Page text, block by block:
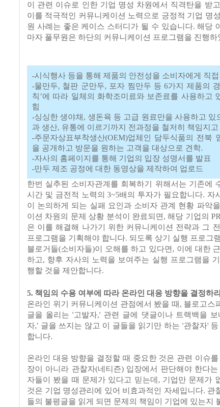
이 관련 이슈로 인한 기업 명성 차원에서 직격탄을 받
이를 적극적인 커뮤니케이션 노력으로 긍정적 기업 명
원 사례는 좋은 케이스 스터디가 될 수 있습니다. 해당
마자 풀무원은 하단의 커뮤니케이션 프로그램을 진행하
-시식행사 등을 통해 제품의 안전성을 소비자에게 직
-물만두, 철판 군만두, 포자 찜만두 등 6가지 제품의
칙’에 따라 일체의 화학조미료와 보존료를 사용하고
힘
-싱싱한 생야채, 생돈육 등 고급 원료만을 사용하고 있
과 생산, 유통에 이르기까지 전과정을 철저히 책임지
-주문자상표부착생산(OEM)업체인 담두식품의 전북
을 공개하고 방문을 원하는 고객을 대상으로 견학.
-자사의 홈페이지를 통해 기업의 입장 성명서를 발표
-만두 제조 공정에 대한 동영상을 제작하여 업로드
한번 실추된 소비자관계를 회복하기 위해서는 기존에
시간 및 금전적 노력의 3~5배의 투자가 필요합니다. 자
이 논의하게 되는 실패 요인과 소비자 관계 현황 파악
이션 차원의 문제 상황 분석이 완료되면, 해당 기업의
은 이를 해결해 나가기 위한 커뮤니케이션 전략과 그
프로그램을 기획해야 합니다. 되도록 상기 실행 프로그
블로거들(소비자들)이 오해를 하고 있다면, 이에 대한
하고, 향후 자사의 노력을 보여주는 실행 프로그램을
행할 것을 제안합니다.
5. 책임의 수용 여부에 따라 온라인 대응 방향을 결정하
온라인 위기 커뮤니케이션 관점에서 봤을 때, 블로고스
글을 올리는 '고발자,' 관련 글에 댓글이나 트랙백을
자,' 글을 쓰지는 않고 이 글들을 읽기만 하는 '관찰자'
합니다.
온라인 대응 방향을 결정할 때 중요한 것은 관련 이슈
장이 아니라 관찰자(네티즌) 입장에서 판단해야 한다
자들이 봤을 때 문제가 있다고 믿는데, 기업만 문제가
것은 기업 명성관리에 있어 비효과적인 자세입니다. 관
들의 불평글을 읽게 되면 문제의 책임이 기업에 있는지